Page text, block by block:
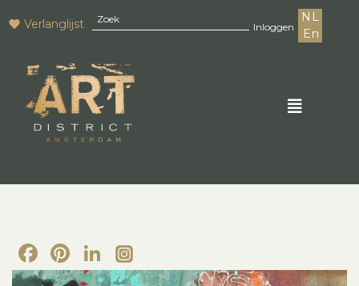
Verlanglijst Inloggen
NL
En
Facebook
Pinterest
LinkedIn